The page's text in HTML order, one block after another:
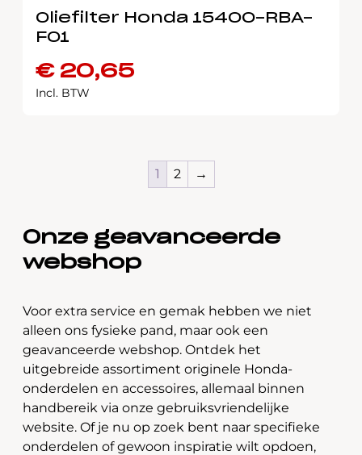
Oliefilter Honda 15400-RBA-
F01
€20,65
Incl. BTW
1 2 →
Onze geavanceerde
webshop
Voor extra service en gemak hebben we niet
alleen ons fysieke pand, maar ook een
geavanceerde webshop. Ontdek het
uitgebreide assortiment originele Honda-
onderdelen en accessoires, allemaal binnen
handbereik via onze gebruiksvriendelijke
website. Of je nu op zoek bent naar specifieke
onderdelen of gewoon inspiratie wilt opdoen,